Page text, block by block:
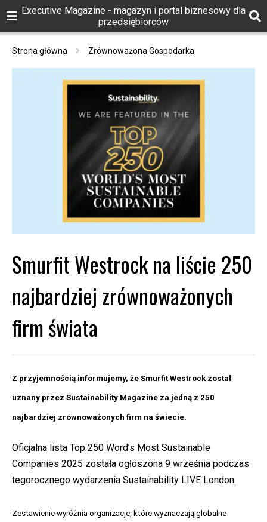
Executive Magazine - magazyn i portal biznesowy dla
przedsiębiorców
Strona główna Zrównoważona Gospodarka
Smurfit Westrock na liście 250
najbardziej zrównoważonych
firm świata
Z przyjemnością informujemy, że Smurfit Westrock został
uznany przez Sustainability Magazine za jedną z 250
najbardziej zrównoważonych firm na świecie.
Oficjalna lista Top 250 Word’s Most Sustainable
Companies 2025 została ogłoszona 9 września podczas
tegorocznego wydarzenia Sustainability LIVE London.
Zestawienie wyróżnia organizacje, które wyznaczają globalne